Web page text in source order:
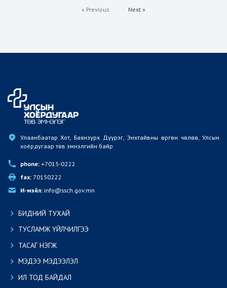
« Previous Next »
Улаанбаатар Хот, Баянзүрх Дүүрэг, Энхтайвны өргөн чөлөө, Улсын
хоёрдугаар төв эмнэлгийн байр
phone: +7015-0222
fax: 70150222
И-мэйл: info@ssch.gov.mn
БИДНИЙ ТУХАЙ
ТУСЛАМЖ ҮЙЛЧИЛГЭЭ
ТАСАГ НЭГЖ
МЭДЭЭ МЭДЭЭЛЭЛ
ИЛ ТОД БАЙДАЛ